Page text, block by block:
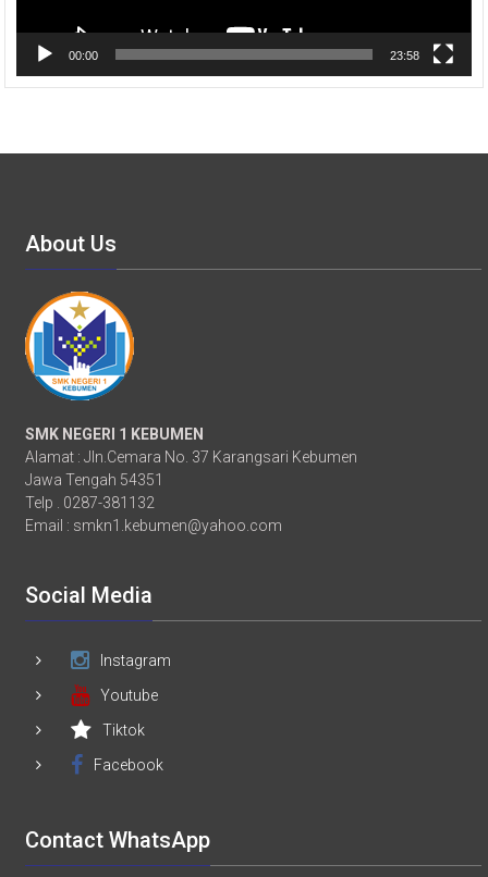
00:00 23:58
About Us
SMK NEGERI 1 KEBUMEN
Alamat : Jln.Cemara No. 37 Karangsari Kebumen
Jawa Tengah 54351
Telp . 0287-381132
Email : smkn1.kebumen@yahoo.com
Social Media
Instagram
Youtube
Tiktok
Facebook
Contact WhatsApp